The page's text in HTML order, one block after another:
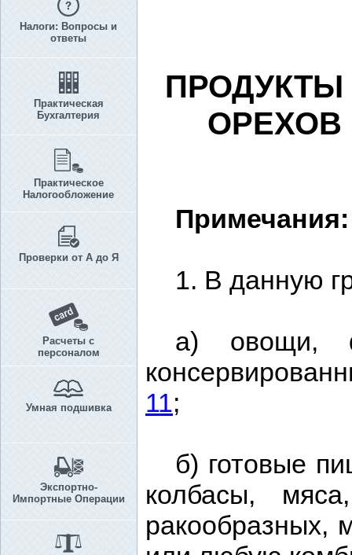
Налоги: Вопросы и
ответы
Практическая
Бухгалтерия
Практическое
Налогообложение
Проверки от А до Я
Расчеты с
персоналом
Умная подшивка
Экспортно-
Импортные Операции
ОРЕХОВ
Примечания:
1. В данную
а) овощи,
11;
б) готовые
колбасы,
ракообразных,